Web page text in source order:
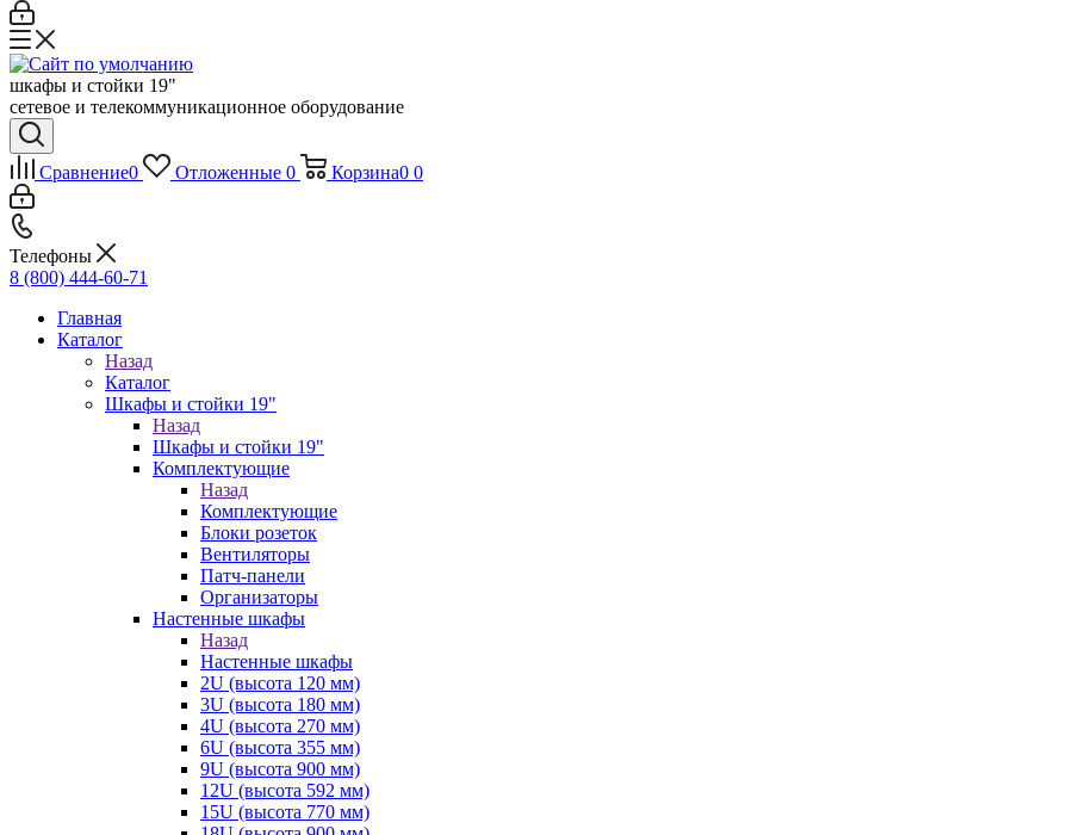
шкафы и стойки 19"
сетевое и телекоммуникационное оборудование
Сравнение0 Отложенные 0 Корзина0 0
Телефоны
8 (800) 444-60-71
Главная
Каталог
Назад
Каталог
Шкафы и стойки 19"
Назад
Шкафы и стойки 19"
Комплектующие
Назад
Комплектующие
Блоки розеток
Вентиляторы
Патч-панели
Организаторы
Настенные шкафы
Назад
Настенные шкафы
2U (высота 120 мм)
3U (высота 180 мм)
4U (высота 270 мм)
6U (высота 355 мм)
9U (высота 900 мм)
12U (высота 592 мм)
15U (высота 770 мм)